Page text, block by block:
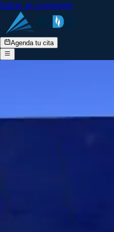
Saltar al contenido
Agenda tu cita